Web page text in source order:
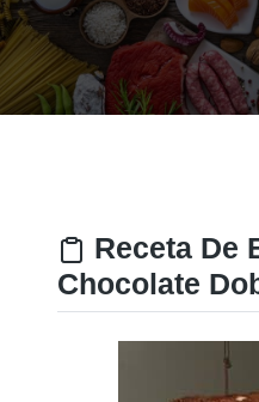
Receta De
Chocolate